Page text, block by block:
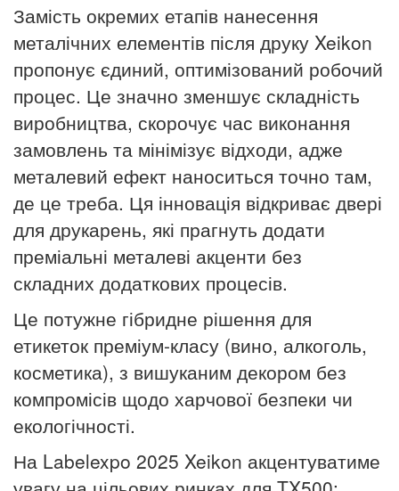
Замість окремих етапів нанесення
металічних елементів після друку Xeikon
пропонує єдиний, оптимізований робочий
процес. Це значно зменшує складність
виробництва, скорочує час виконання
замовлень та мінімізує відходи, адже
металевий ефект наноситься точно там,
де це треба. Ця інновація відкриває двері
для друкарень, які прагнуть додати
преміальні металеві акценти без
складних додаткових процесів.
Це потужне гібридне рішення для
етикеток преміум-класу (вино, алкоголь,
косметика), з вишуканим декором без
компромісів щодо харчової безпеки чи
екологічності.
На Labelexpo 2025 Xeikon акцентуватиме